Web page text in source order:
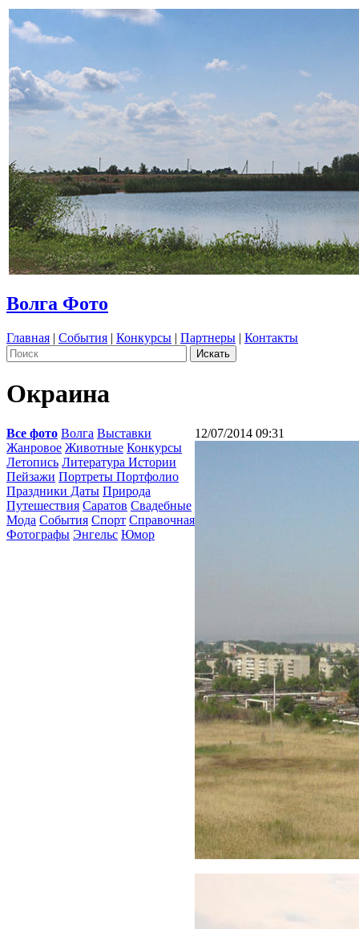
Волга Фото
Главная | События | Конкурсы | Партнеры | Контакты
Окраина
Все фото Волга Выставки
Жанровое Животные Конкурсы
Летопись Литература Истории
Пейзажи Портреты Портфолио
Праздники Даты Природа
Путешествия Саратов Свадебные
Мода События Спорт Справочная
Фотографы Энгельс Юмор
12/07/2014 09:31